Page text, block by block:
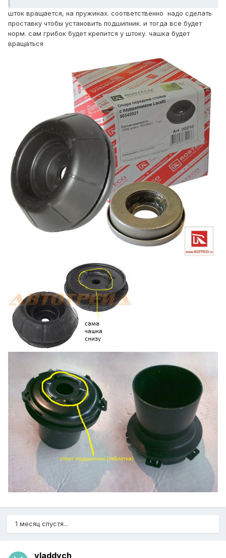
шток вращается, на пружинах. соответственно надо сделать
проставку чтобы установить подшипник. и тогда все будет
норм. сам грибок будет крепится у штоку. чашка будет
вращаться
1 месяц спустя...
vladdych